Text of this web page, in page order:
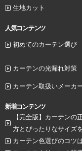
生地カット
人気コンテンツ
初めてのカーテン選び
カーテンの光漏れ対策
カーテン取扱いメーカ
新着コンテンツ
【完全版】カーテンの
方とぴったりなサイズ
カーテン色選びのコツ